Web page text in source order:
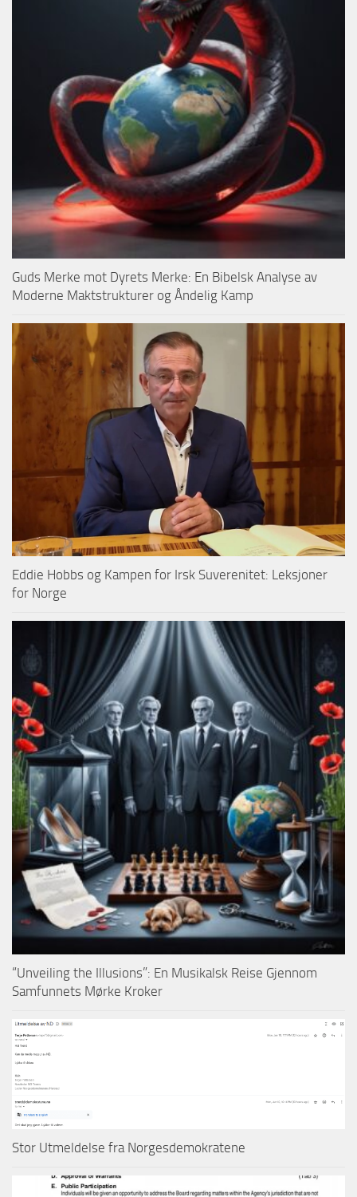
Guds Merke mot Dyrets Merke: En Bibelsk Analyse av
Moderne Maktstrukturer og Åndelig Kamp
Eddie Hobbs og Kampen for Irsk Suverenitet: Leksjoner
for Norge
“Unveiling the Illusions”: En Musikalsk Reise Gjennom
Samfunnets Mørke Kroker
Stor Utmeldelse fra Norgesdemokratene